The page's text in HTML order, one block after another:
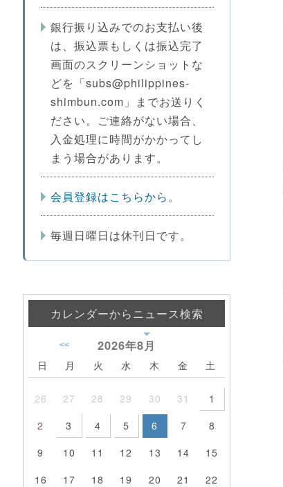
銀行振り込みでのお支払い後
は、振込票もしくは振込完了
画面のスクリーンショットな
どを「subs@philippines-
shimbun.com」までお送りく
ださい。ご連絡がない場合、
入金処理に時間がかかってし
まう場合があります。
会員登録はこちらから。
毎週日曜日は休刊日です。
カレンダーからニュース検索
2026年8月
<<
日 月 火 水 木 金 土
26 27 28 29 30 31
1
2
3 4 5 6 7
8
9
10 11 12 13 14
15
16
17 18 19 20 21
22